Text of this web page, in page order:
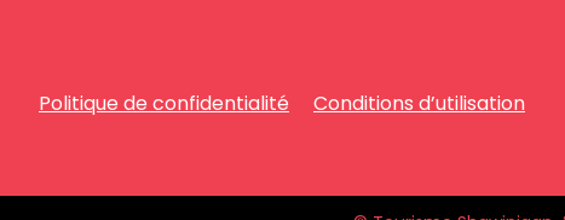
Politique de confidentialité Conditions d’utilisation